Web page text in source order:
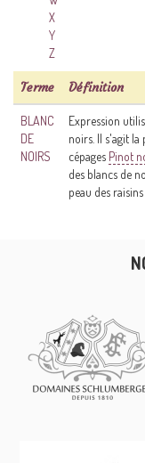
X
Y
Z
Terme Définition
BLANC
DE
NOIRS
Expression
noirs. Il s'agit la
cépages Pinot
des blancs de
peau des